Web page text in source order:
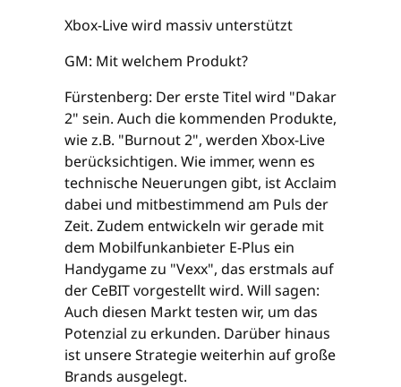
Xbox-Live wird massiv unterstützt
GM: Mit welchem Produkt?
Fürstenberg: Der erste Titel wird "Dakar
2" sein. Auch die kommenden Produkte,
wie z.B. "Burnout 2", werden Xbox-Live
berücksichtigen. Wie immer, wenn es
technische Neuerungen gibt, ist Acclaim
dabei und mitbestimmend am Puls der
Zeit. Zudem entwickeln wir gerade mit
dem Mobilfunkanbieter E-Plus ein
Handygame zu "Vexx", das erstmals auf
der CeBIT vorgestellt wird. Will sagen:
Auch diesen Markt testen wir, um das
Potenzial zu erkunden. Darüber hinaus
ist unsere Strategie weiterhin auf große
Brands ausgelegt.